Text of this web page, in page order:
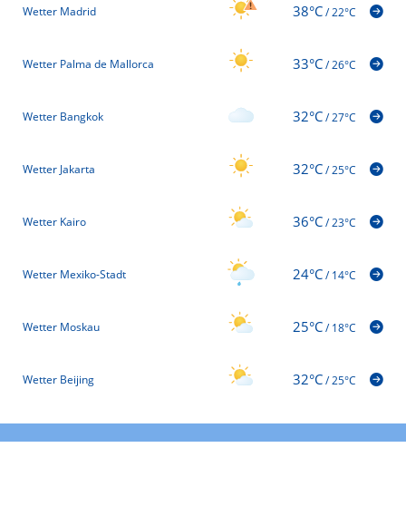
Wetter Madrid 38°C/22°C
Wetter Palma de Mallorca 33°C/26°C
Wetter Bangkok 32°C/27°C
Wetter Jakarta 32°C/25°C
Wetter Kairo 36°C/23°C
Wetter Mexiko-Stadt 24°C/14°C
Wetter Moskau 25°C/18°C
Wetter Beijing 32°C/25°C